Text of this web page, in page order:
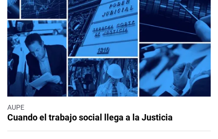
AUPE
Cuando el trabajo social llega a la Justicia